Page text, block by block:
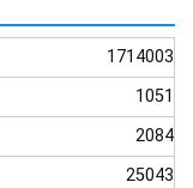
1714003
1051
2084
25043